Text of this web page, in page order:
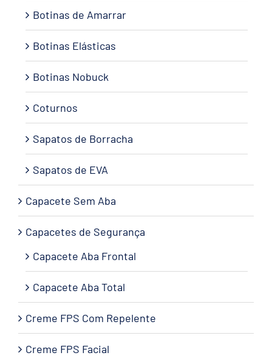
Botinas de Amarrar
Botinas Elásticas
Botinas Nobuck
Coturnos
Sapatos de Borracha
Sapatos de EVA
Capacete Sem Aba
Capacetes de Segurança
Capacete Aba Frontal
Capacete Aba Total
Creme FPS Com Repelente
Creme FPS Facial